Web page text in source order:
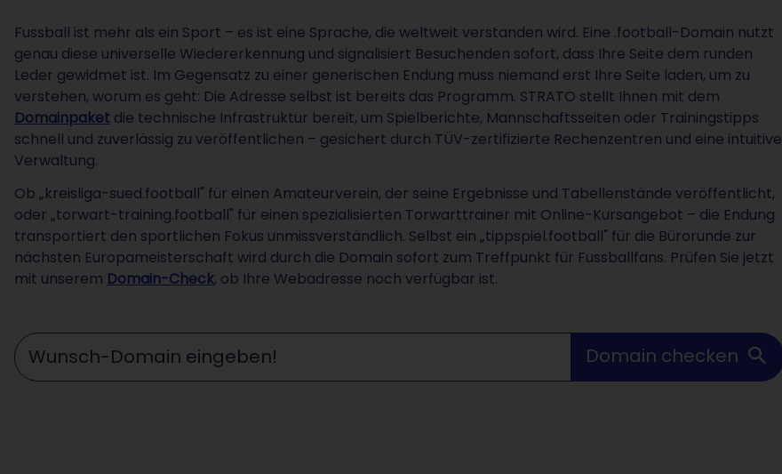
Fussball ist mehr als ein Sport – es ist eine Sprache, die weltweit verstanden wird. Eine .football-Domain nutzt
genau diese universelle Wiedererkennung und signalisiert Besuchenden sofort, dass Ihre Seite dem runden
Leder gewidmet ist. Im Gegensatz zu einer generischen Endung muss niemand erst Ihre Seite laden, um zu
verstehen, worum es geht: Die Adresse selbst ist bereits das Programm. STRATO stellt Ihnen mit dem
Domainpaket die technische Infrastruktur bereit, um Spielberichte, Mannschaftsseiten oder Trainingstipps
schnell und zuverlässig zu veröffentlichen – gesichert durch TÜV-zertifizierte Rechenzentren und eine intuitive
Verwaltung.
Ob „kreisliga-sued.football" für einen Amateurverein, der seine Ergebnisse und Tabellenstände veröffentlicht,
oder „torwart-training.football" für einen spezialisierten Torwarttrainer mit Online-Kursangebot – die Endung
transportiert den sportlichen Fokus unmissverständlich. Selbst ein „tippspiel.football" für die Bürorunde zur
nächsten Europameisterschaft wird durch die Domain sofort zum Treffpunkt für Fussballfans. Prüfen Sie jetzt
mit unserem Domain-Check, ob Ihre Webadresse noch verfügbar ist.
Wunschdomain eingeben ...
Domain checken